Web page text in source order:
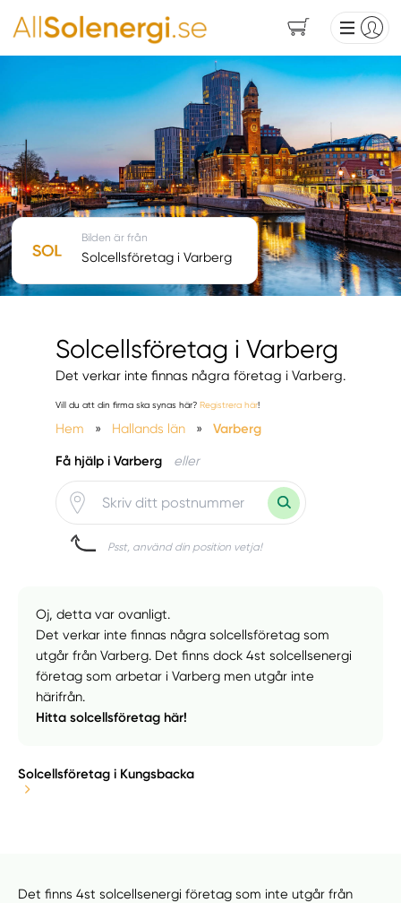
Solcellsföretag i Varberg
Det verkar inte finnas några företag i Varberg.
Vill du att din firma ska synas här? Registrera här!
Hem » Hallands län » Varberg
Få hjälp i Varberg eller
Psst, använd din position vetja!
Bilden är från
Solcellsföretag i Varberg
Oj, detta var ovanligt.
Det verkar inte finnas några solcellsföretag som
utgår från Varberg. Det finns dock 4st solcellsenergi
företag som arbetar i Varberg men utgår inte
härifrån.
Hitta solcellsföretag här!
Solcellsföretag i Kungsbacka
Det finns 4st solcellsenergi företag som inte utgår från